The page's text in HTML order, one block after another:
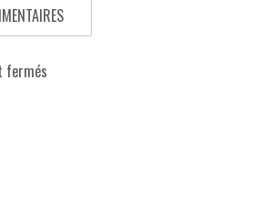
fermés